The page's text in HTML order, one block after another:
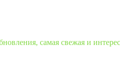
самая свежая и